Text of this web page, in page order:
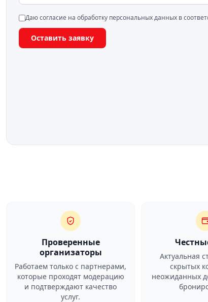
Даю согласие на обработку персональных данных в
Оставить заявку
Проверенные
организаторы
Работаем только с партнерами,
которые проходят модерацию
и подтверждают качество
услуг.
Актуальная
скрытых
неожиданных